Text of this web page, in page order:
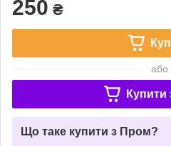
250 ₴
або
Купити
Що таке купити з Пром?